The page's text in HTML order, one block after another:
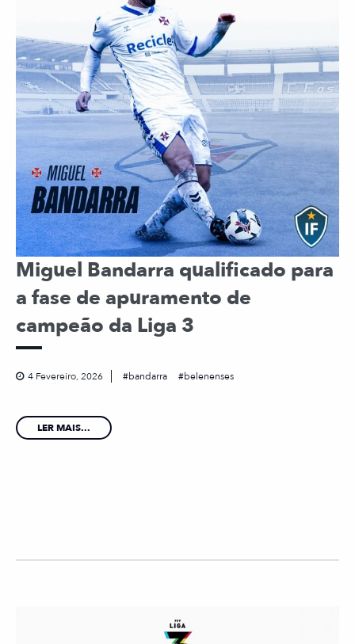
Miguel Bandarra qualificado para
a fase de apuramento de
campeão da Liga 3
4 Fevereiro, 2026 bandarra belenenses
LER MAIS...